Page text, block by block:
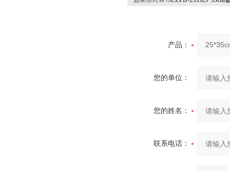
产品：
您的单位：
您的姓名：
联系电话：